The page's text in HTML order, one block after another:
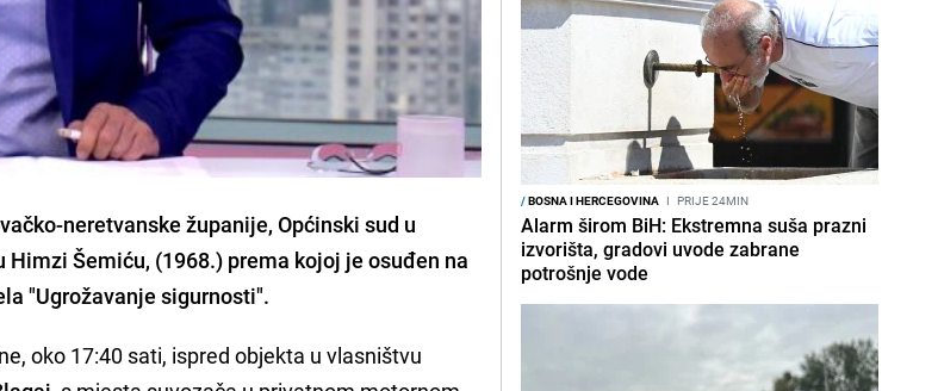
neretvanske županije, Općinski sud u
Šemiću, (1968.) prema kojoj je osuđen na
"Ugrožavanje sigurnosti".
oko 17:40 sati, ispred objekta u vlasništvu
/BOSNA I HERCEGOVINA I PRIJE 24MIN
Alarm širom BiH: Ekstremna suša prazni
izvorišta, gradovi uvode zabrane
potrošnje vode